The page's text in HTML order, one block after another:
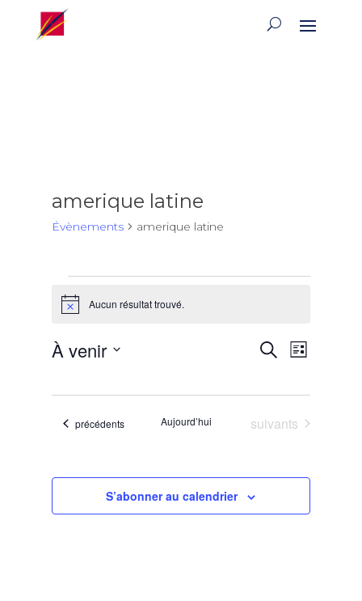
amerique latine
Évènements amerique latine
NoticeAucun résultat trouvé.
vues
Recherche
de
Liste
À venir
Évènements
précédents Aujourd’hui Évènements
suivants
S’abonner au calendrier